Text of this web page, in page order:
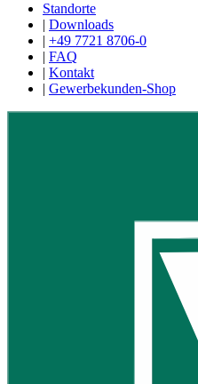
Standorte
| Downloads
| +49 7721 8706-0
| FAQ
| Kontakt
| Gewerbekunden-Shop